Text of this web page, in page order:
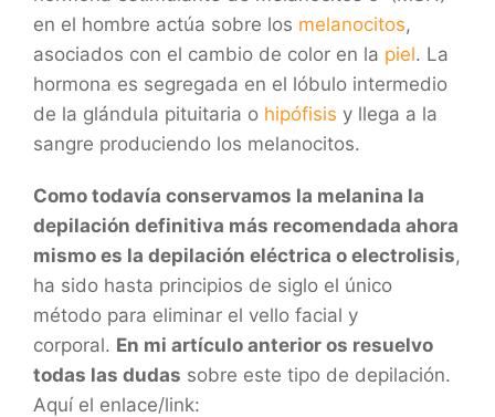
en el hombre actúa sobre los melanocitos,
asociados con el cambio de color en la piel. La
hormona es segregada en el lóbulo intermedio
de la glándula pituitaria o hipófisis y llega a la
sangre produciendo los melanocitos.
Como todavía conservamos la melanina la
depilación definitiva más recomendada ahora
mismo es la depilación eléctrica o electrolisis,
ha sido hasta principios de siglo el único
método para eliminar el vello facial y
corporal. En mi artículo anterior os resuelvo
todas las dudas sobre este tipo de depilación.
Aquí el enlace/link: